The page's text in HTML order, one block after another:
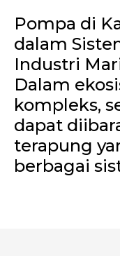
Pompa di
dalam
Industri
Dalam
kompleks,
dapat
terapung
berbagai